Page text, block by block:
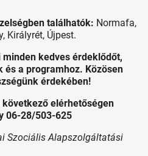
találhatók: Normafa,
Királyrét, Újpest.
kedves érdeklődőt,
és a programhoz. Közösen
érdekében!
elérhetőségen
06-28/503-625
Szociális Alapszolgáltatási